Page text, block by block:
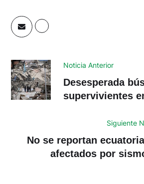
Noticia Anterior
Desesperada
supervivientes
Siguiente
No se reportan
afectados por